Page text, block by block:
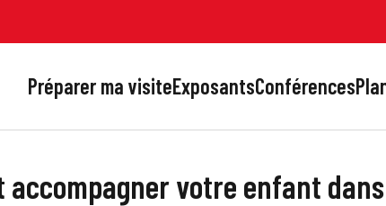
Préparer ma visiteExposantsConférences
accompagner votre enfant